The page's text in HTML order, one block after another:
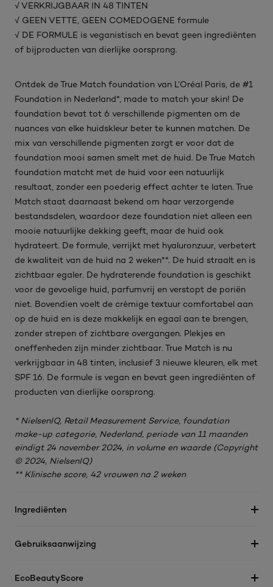
√ VERKRIJGBAAR IN 48 TINTEN
√ GEEN VETTE, GEEN COMEDOGENE formule
√ DE FORMULE is veganistisch en bevat geen ingrediënten
of bijproducten van dierlijke oorsprong.
Ontdek de True Match foundation van L’Oréal Paris, de #1
Foundation in Nederland*, made to match your skin! De
foundation bevat tot 6 verschillende pigmenten om de
nuances van elke huidskleur beter te kunnen matchen. De
mix van verschillende pigmenten zorgt er voor dat de
foundation mooi samen smelt met de huid. De True Match
foundation matcht met de huid voor een natuurlijk
resultaat, zonder een poederig effect achter te laten. True
Match staat daarnaast bekend om haar verzorgende
bestandsdelen, waardoor deze foundation niet alleen een
mooie natuurlijke dekking geeft, maar de huid ook
hydrateert. De formule, verrijkt met hyaluronzuur, verbetert
de kwaliteit van de huid na 2 weken**. De huid straalt en is
zichtbaar egaler. De hydraterende foundation is geschikt
voor de gevoelige huid, parfumvrij en verstopt de poriën
niet. Bovendien voelt de crèmige textuur comfortabel aan
op de huid en is deze makkelijk en egaal aan te brengen,
zonder strepen of zichtbare overgangen. Plekjes en
oneffenheden zijn minder zichtbaar. True Match is nu
verkrijgbaar in 48 tinten, inclusief 3 nieuwe kleuren, elk met
SPF 16. De formule is vegan en bevat geen ingrediënten of
producten van dierlijke oorsprong.
* NielsenIQ, Retail Measurement Service, foundation
make-up categorie, Nederland, periode van 11 maanden
eindigt 24 november 2024, in volume en waarde (Copyright
© 2024, NielsenIQ)
** Klinische score, 42 vrouwen na 2 weken
Ingrediënten
Gebruiksaanwijzing
EcoBeautyScore